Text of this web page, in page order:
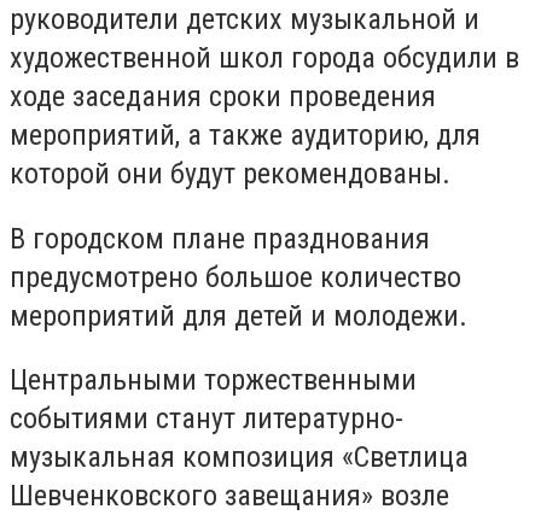
руководители детских музыкальной и
художественной школ города обсудили в
ходе заседания сроки проведения
мероприятий, а также аудиторию, для
которой они будут рекомендованы.
В городском плане празднования
предусмотрено большое количество
мероприятий для детей и молодежи.
Центральными торжественными
событиями станут литературно-
музыкальная композиция «Светлица
Шевченковского завещания» возле